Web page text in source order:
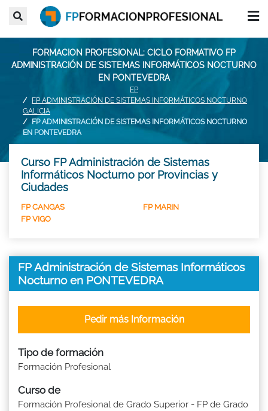
FORMACION PROFESIONAL: CICLO FORMATIVO FP
ADMINISTRACIÓN DE SISTEMAS INFORMÁTICOS NOCTURNO
EN PONTEVEDRA
FP
FP ADMINISTRACIÓN DE SISTEMAS INFORMÁTICOS NOCTURNO
GALICIA
FP ADMINISTRACIÓN DE SISTEMAS INFORMÁTICOS NOCTURNO
EN PONTEVEDRA
Curso FP Administración de Sistemas
Informáticos Nocturno por Provincias y
Ciudades
FP CANGAS
FP MARIN
FP VIGO
FP Administración de Sistemas Informáticos
Nocturno en PONTEVEDRA
Tipo de formación
Formación Profesional
Curso de
Formación Profesional de Grado Superior - FP de Grado
Pedir más Información